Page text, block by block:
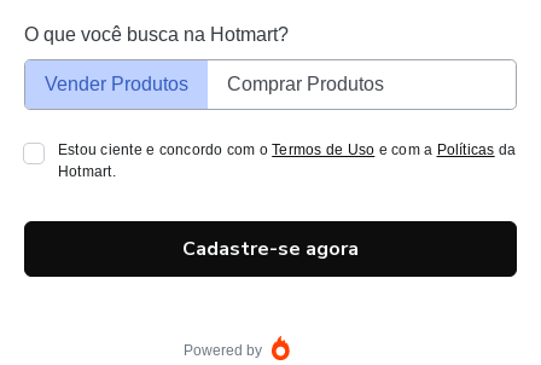
O que você busca na Hotmart?
Vender Produtos Comprar Produtos
Estou ciente e concordo com oTermos de Uso e com a Políticas da
Hotmart.
Cadastre-se agora
Powered by